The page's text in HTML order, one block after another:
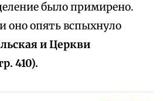
было примирено.
оно опять вспыхнуло
и Церкви
410).